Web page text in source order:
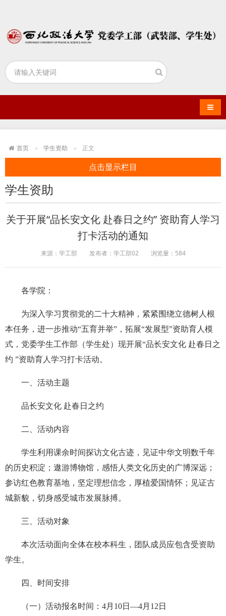
导航
首页 学生资助 正文
点击显示栏目
学生资助
关于开展“品长安文化 赴春日之约” 资助育人学习
打卡活动的通知
来源：学工部 发布者：学工部02 浏览量： 584
各学院：
为深入学习贯彻党的二十大精神，紧紧围绕立德树人根
本任务， 进一步推动“五育并举”，拓展“发展型”资助育人模
式，党委学生工作部（学生处）现开展“品长安文化 赴春日之
约 ”资助育人学习打卡活动。
一、 活动主题
品长安文化 赴春日之约
二、活动内容
学生利用课余时间探访文化古迹，见证中华文明数千年
的历史积淀；遨游博物馆，感悟人类文化历史的广博深远；
参访红色教育基地，坚定理想信念，厚植爱国情怀；见证古
城新貌，切身感受城市发展脉搏。
三、活动对象
本次活动面向全体在校本科生 ，团队成员应包含受资助
学生。
四、时间安排
（一） 活动报名时间 ： 4月 10日—4月 12 日